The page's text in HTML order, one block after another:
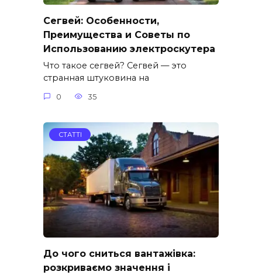
Сегвей: Особенности,
Преимущества и Советы по
Использованию электроскутера
Что такое сегвей? Сегвей — это
странная штуковина на
0 35
СТАТТІ
До чого сниться вантажівка:
розкриваємо значення і